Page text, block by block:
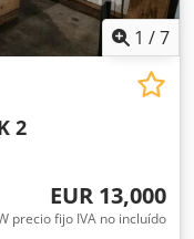
1 /7
2
EUR 13,000
precio fijo IVA no incluído